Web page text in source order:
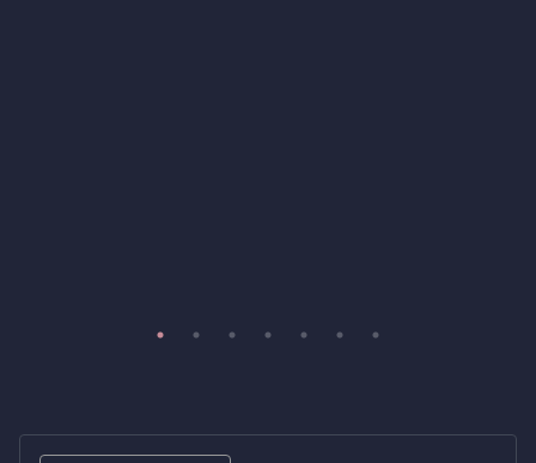
Вакууматори
Аксесуари до великої побутової техніки